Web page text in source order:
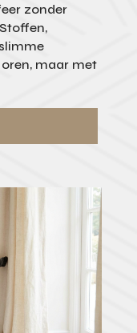
zonder
maar met